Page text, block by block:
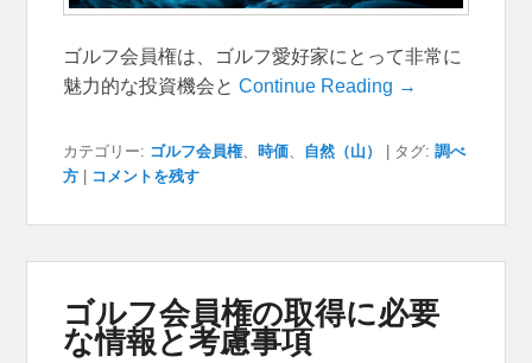
ゴルフ会員権は、ゴルフ愛好家にとって非常に
魅力的な投資機会とContinue Reading →
カテゴリー: ゴルフ会員権、時価 自然（山） | タグ: 調べ
方 | コメントを残す
ゴルフ会員権の取得に必要
な情報と考慮事項